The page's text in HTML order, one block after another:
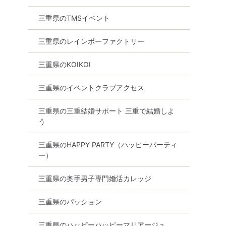
三重県のTMSイベント
三重県のレインボーファクトリー
三重県のKOIKOI
三重県のイベントクラブアクセス
三重県の三重結婚サポート 三重で結婚しよ
う
三重県のHAPPY PARTY（ハッピーパーティ
ー）
三重県の奥手男子専門婚活カレッジ
三重県のパッション